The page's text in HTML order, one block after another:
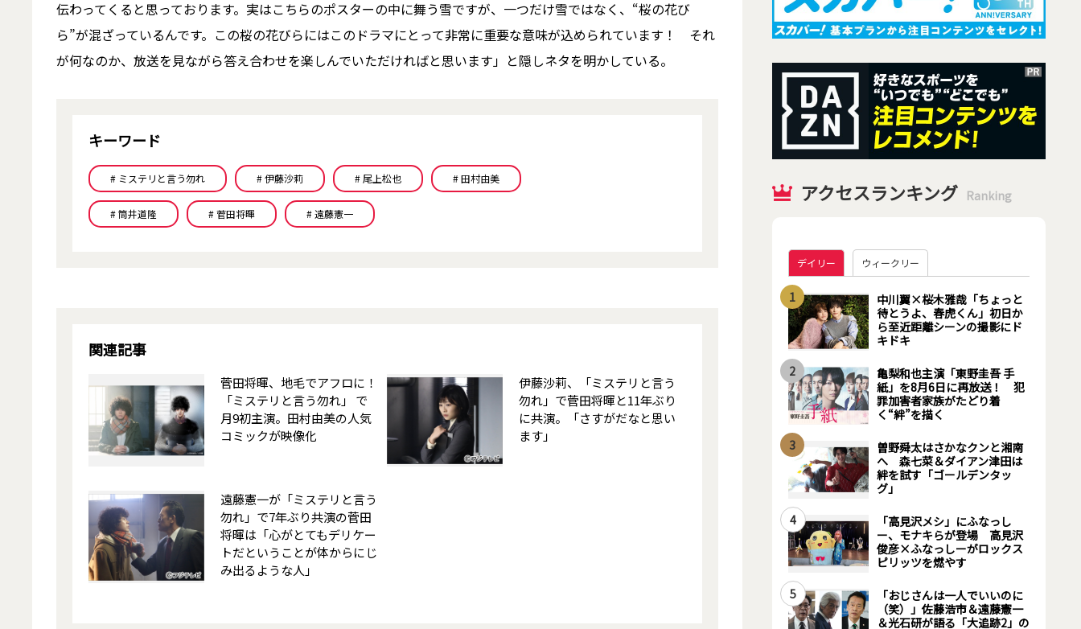
伝わってくると思っております。実はこちらのポスターの中に舞う雪ですが、一つだけ雪ではなく、“桜の花び
ら”が混ざっているんです。この桜の花びらにはこのドラマにとって非常に重要な意味が込められています！ それ
が何なのか、放送を見ながら答え合わせを楽しんでいただければと思います」と隠しネタを明かしている。
キーワード
# ミステリと言う勿れ # 伊藤沙莉 # 尾上松也 # 田村由美
# 筒井道隆 # 菅田将暉 # 遠藤憲一
関連記事
菅田将暉、地毛でアフロに！
「ミステリと言う勿れ」 で
月9初主演。田村由美の人気
コミックが映像化
伊藤沙莉、「ミステリと言う
勿れ」で菅田将暉と11年ぶり
に共演。「さすがだなと思い
ます」
遠藤憲一が「ミステリと言う
勿れ」で7年ぶり共演の菅田
将暉は「心がとてもデリケー
トだということが体からにじ
み出るような人」
アクセスランキング Ranking
デイリー ウィークリー
1
中川翼×桜木雅哉「ちょっと
待とうよ、春虎くん」初日か
ら至近距離シーンの撮影にド
キドキ
2
亀梨和也主演「東野圭吾 手
紙」を8月6日に再放送！ 犯
罪加害者家族がたどり着
く“絆”を描く
3
曽野舜太はさかなクンと湘南
へ 森七菜＆ダイアン津田は
絆を試す「ゴールデンタッ
グ」
4
「高見沢メシ」にふなっし
ー、モナキらが登場 高見沢
俊彦×ふなっしーがロックス
ピリッツを燃やす
5
「おじさんは一人でいいのに
（笑）」佐藤浩市＆遠藤憲一
＆光石研が語る「大追跡2」の